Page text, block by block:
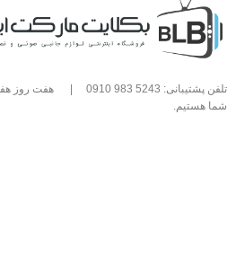
تلفن پشتیبانی: 5243 983 0910 |
شما هستیم.